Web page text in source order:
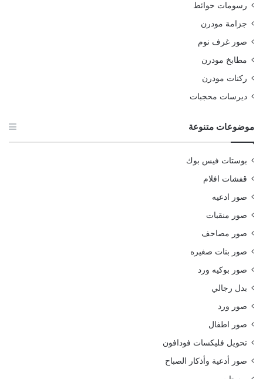
رسومات حوائط
جزامة مودرن
صور غرف نوم
مطابخ مودرن
ركنات مودرن
ديرسات محجبات
موضوعات متنوعة
بوستات فيس بوك
قفشات افلام
صور ادعيه
صور منقبات
صور مصاحف
صور بنات صغيره
صور بوكيه ورد
بدل رجالي
صور ورد
صور اطفال
تحويل فليكسات فودافون
صور أدعية وأذكار الصباح